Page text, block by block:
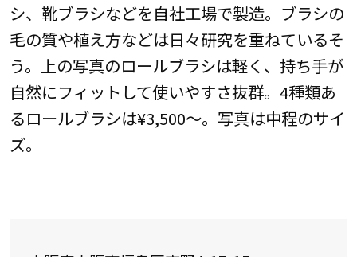
シ、靴ブラシなどを自社工場で製造。ブラシの
毛の質や植え方などは日々研究を重ねているそ
う。上の写真のロールブラシは軽く、持ち手が
自然にフィットして使いやすさ抜群。4種類あ
るロールブラシは¥3,500〜。写真は中程のサイ
ズ。